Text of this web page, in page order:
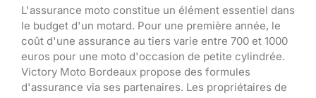
L'assurance moto constitue un élément essentiel dans
le budget d'un motard. Pour une première année, le
coût d'une assurance au tiers varie entre 700 et 1000
euros pour une moto d'occasion de petite cylindrée.
Victory Moto Bordeaux propose des formules
d'assurance via ses partenaires. Les propriétaires de